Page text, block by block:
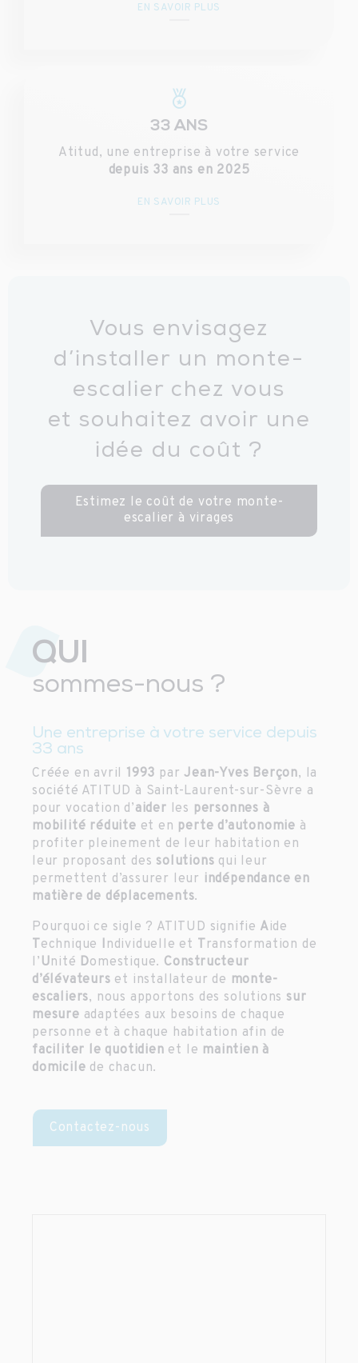
EN SAVOIR PLUS
33 ANS
Atitud, une entreprise à votre service
depuis 33 ans en 2025
EN SAVOIR PLUS
Vous envisagez
d’installer un monte-
escalier chez vous
et souhaitez avoir une
idée du coût ?
Estimez le coût de votre monte-
escalier à virages
QUI
sommes-nous ?
Une entreprise à votre service depuis
33 ans
Créée en avril 1993 parJean-Yves Berçon, la
société ATITUD à Saint-Laurent-sur-Sèvre a
pour vocation d’aider les personnes à
mobilité réduite et en perte d’autonomie à
profiter pleinement de leur habitation en
leur proposant des solutions qui leur
permettent d’assurer leur indépendance en
matière de déplacements.
Pourquoi ce sigle ? ATITUD signifie Aide
T echnique I ndividuelle et T ransformation de
l’ Unité Domestique. Constructeur
d’élévateurs et installateur de monte-
escaliers, nous apportons des solutions sur
mesure adaptées aux besoins de chaque
personne et à chaque habitation afin de
faciliter le quotidien et le maintien à
domicile de chacun.
Contactez-nous